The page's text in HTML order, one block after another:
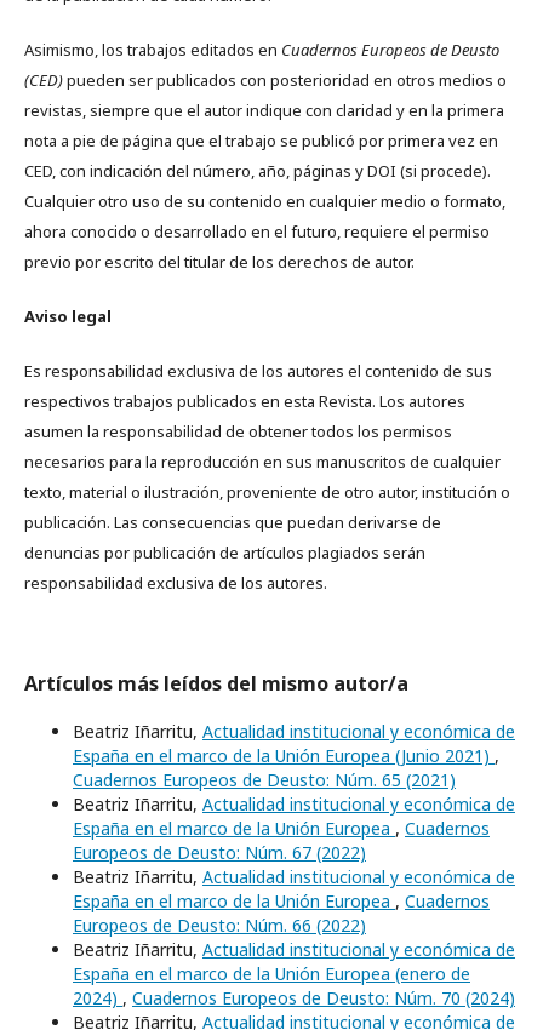
Asimismo, los trabajos editados en Cuadernos Europeos de Deusto
(CED)pueden ser publicados con posterioridad en otros medios o
revistas, siempre que el autor indique con claridad y en la primera
nota a pie de página que el trabajo se publicó por primera vez en
CED, con indicación del número, año, páginas y DOI (si procede).
Cualquier otro uso de su contenido en cualquier medio o formato,
ahora conocido o desarrollado en el futuro, requiere el permiso
previo por escrito del titular de los derechos de autor.
Aviso legal
Es responsabilidad exclusiva de los autores el contenido de sus
respectivos trabajos publicados en esta Revista. Los autores
asumen la responsabilidad de obtener todos los permisos
necesarios para la reproducción en sus manuscritos de cualquier
texto, material o ilustración, proveniente de otro autor, institución o
publicación. Las consecuencias que puedan derivarse de
denuncias por publicación de artículos plagiados serán
responsabilidad exclusiva de los autores.
Artículos más leídos del mismo autor/a
Beatriz Iñarritu, Actualidad institucional y económica de
España en el marco de la Unión Europea (Junio 2021) ,
Cuadernos Europeos de Deusto: Núm. 65 (2021)
Beatriz Iñarritu, Actualidad institucional y económica de
España en el marco de la Unión Europea , Cuadernos
Europeos de Deusto: Núm. 67 (2022)
Beatriz Iñarritu, Actualidad institucional y económica de
España en el marco de la Unión Europea , Cuadernos
Europeos de Deusto: Núm. 66 (2022)
Beatriz Iñarritu, Actualidad institucional y económica de
España en el marco de la Unión Europea (enero de
2024) , Cuadernos Europeos de Deusto: Núm. 70 (2024)
Beatriz Iñarritu, Actualidad institucional y económica de